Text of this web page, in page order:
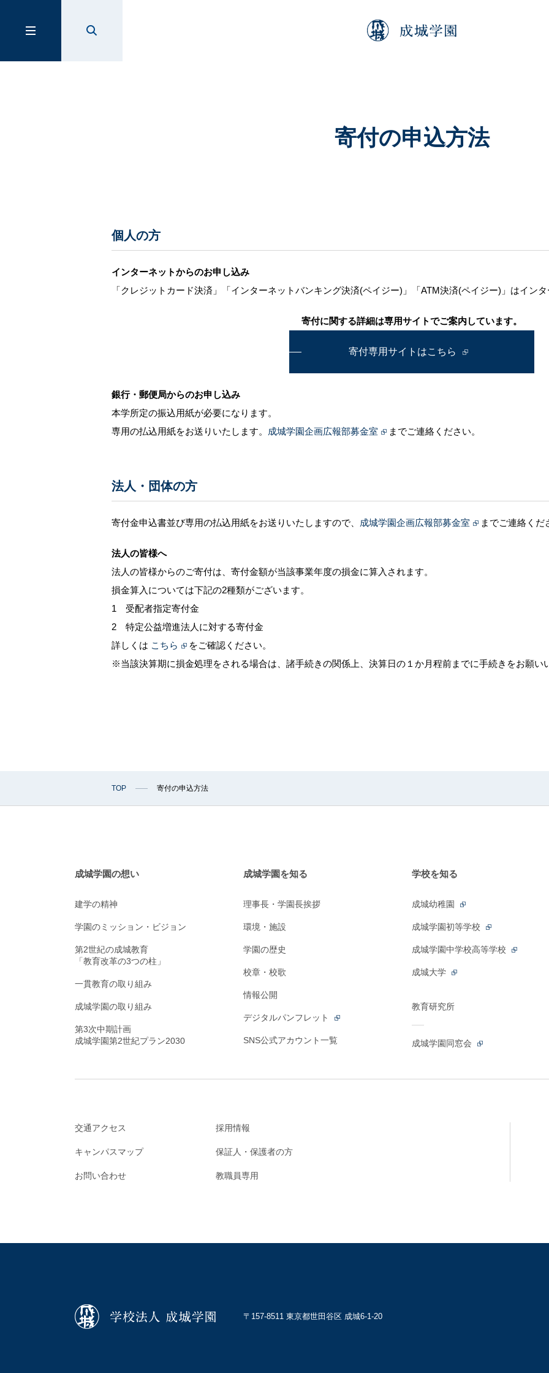
成城学園の想い
建学の精神
第3次中期計画
成城学園を知る
理事長・学園長挨拶 成城幼稚園
寄付の申込方法
個人の方
インターネットからのお申し込み
「クレジットカード決済」「インターネットバンキング決済(ペイジー)」「ATM決済(ペイジー)」はイン
寄付に関する詳細は専用サイトでご案内しています。
寄付専用サイトはこちら
銀行・郵便局からのお申し込み
本学所定の振込用紙が必要になります。
専用の払込用紙をお送りいたします。 成城学園企画広報部募金室 までご連絡ください。
法人・団体の方
寄付金申込書並び専用の払込用紙をお送りいたしますので、 成城学園企画広報部募金室 までご連絡くだ
法人の皆様へ
法人の皆様からのご寄付は、寄付金額が当該事業年度の損金に算入されます。
損金算入については下記の2種類がございます。
1 受配者指定寄付金
2 特定公益増進法人に対する寄付金
詳しくは こちら
をご確認ください。
※当該決算期に損金処理をされる場合は、諸手続きの関係上、決算日の１か月程前までに手続きをお願い
TOP 寄付の申込方法
成城学園の想い
建学の精神
学園のミッション・ビジョン
第2世紀の成城教育
「教育改革の3つの柱」
一貫教育の取り組み
成城学園の取り組み
第3次中期計画
成城学園第2世紀プラン2030
成城学園を知る
理事長・学園長挨拶
環境・施設
学園の歴史
校章・校歌
情報公開
デジタルパンフレット
SNS公式アカウント一覧
学校を知る
成城幼稚園
成城学園初等学校
成城学園中学校高等学校
成城大学
教育研究所
成城学園同窓会
交通アクセス 採用情報
キャンパスマップ 保証人・保護者の方
お問い合わせ 教職員専用
〒157-8511 東京都世田谷区 成城6-1-20